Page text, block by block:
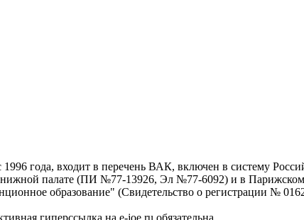
года, входит в перечень ВАК, включен в систему
книжной палате (ПИ №77-13926, Эл №77-6092) и в
образование" (Свидетельство о регистрации №